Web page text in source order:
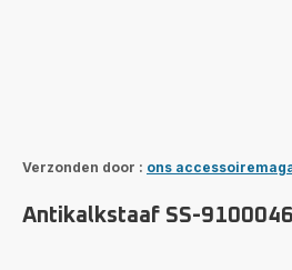
Verzonden door : ons
Antikalkstaaf SS-